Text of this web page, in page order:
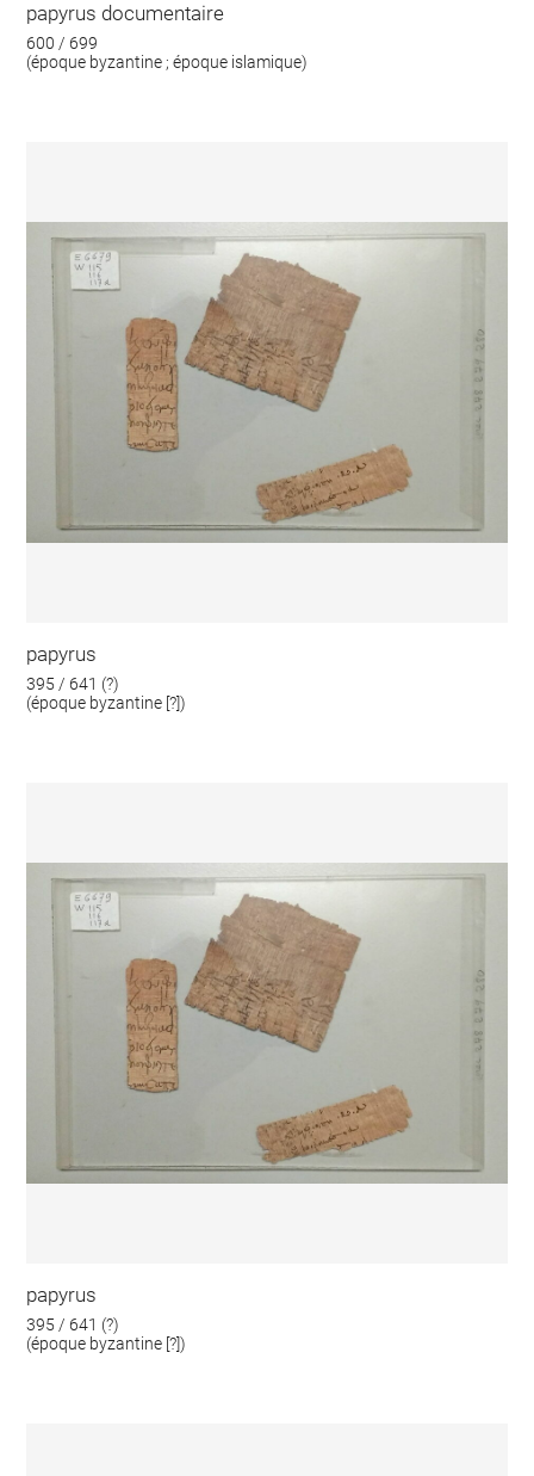
papyrus documentaire
600 / 699
(époque byzantine ; époque islamique)
papyrus
395 / 641 (?)
(époque byzantine [?])
papyrus
395 / 641 (?)
(époque byzantine [?])